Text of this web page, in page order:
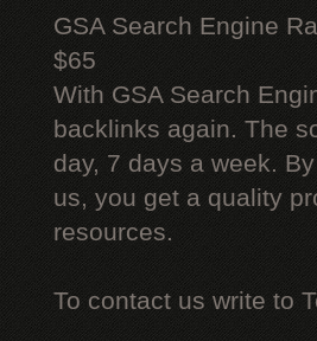
GSA Search Engine
$65
With GSA Search
backlinks again. The
day, 7 days a week.
us, you get a quality
resources.
To contact us write to